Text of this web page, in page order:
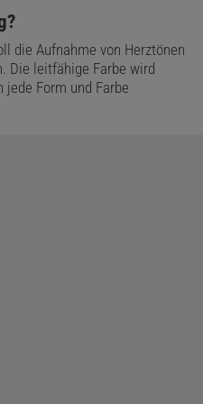
die Aufnahme von Herztönen
Die leitfähige Farbe wird
Form und Farbe